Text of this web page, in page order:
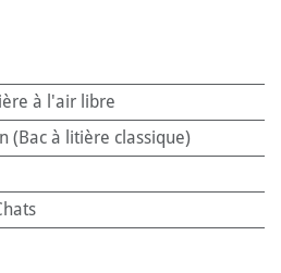
à l'air libre
(Bac à litière classique)